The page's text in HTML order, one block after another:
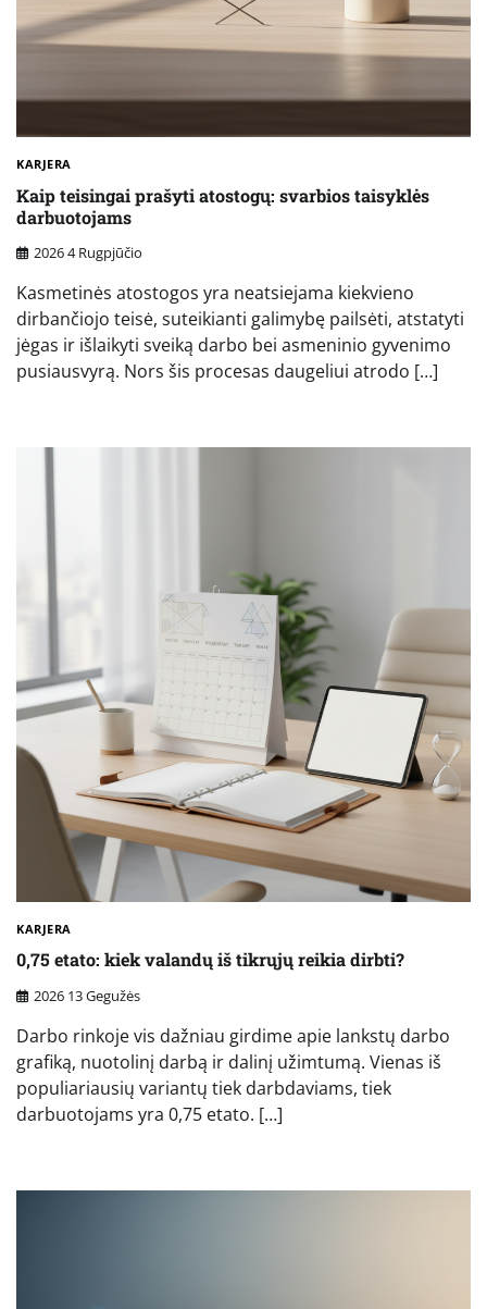
KARJERA
Kaip teisingai prašyti atostogų: svarbios taisyklės
darbuotojams
2026 4 Rugpjūčio
Kasmetinės atostogos yra neatsiejama kiekvieno
dirbančiojo teisė, suteikianti galimybę pailsėti, atstatyti
jėgas ir išlaikyti sveiką darbo bei asmeninio gyvenimo
pusiausvyrą. Nors šis procesas daugeliui atrodo […]
KARJERA
0,75 etato: kiek valandų iš tikrųjų reikia dirbti?
2026 13 Gegužės
Darbo rinkoje vis dažniau girdime apie lankstų darbo
grafiką, nuotolinį darbą ir dalinį užimtumą. Vienas iš
populiariausių variantų tiek darbdaviams, tiek
darbuotojams yra 0,75 etato. […]